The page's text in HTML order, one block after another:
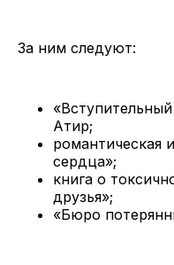
За ним следуют:
Атир;
романтическая
сердца»;
книга о
друзья»;
«Бюро